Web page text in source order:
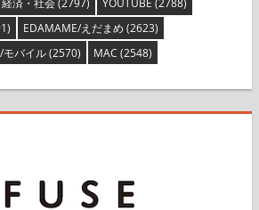
済・社会(2797) YOUTUBE (2788)
EDAMAME/えだまめ (2623)
モバイル(2570) MAC (2548)